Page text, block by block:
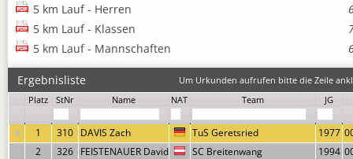
5 km Lauf - Herren
5 km Lauf - Klassen
5 km Lauf - Mannschaften
Ergebnisliste
Um Urkunden aufrufen bitte die Zeile
Platz
StNr Name NAT Team JG
1 310 DAVIS Zach TuS Geretsried 1977
2
326 FEISTENAUER David SC Breitenwang 1994